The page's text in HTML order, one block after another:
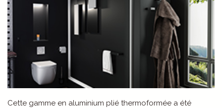
Cette gamme en aluminium plié thermoformée a été